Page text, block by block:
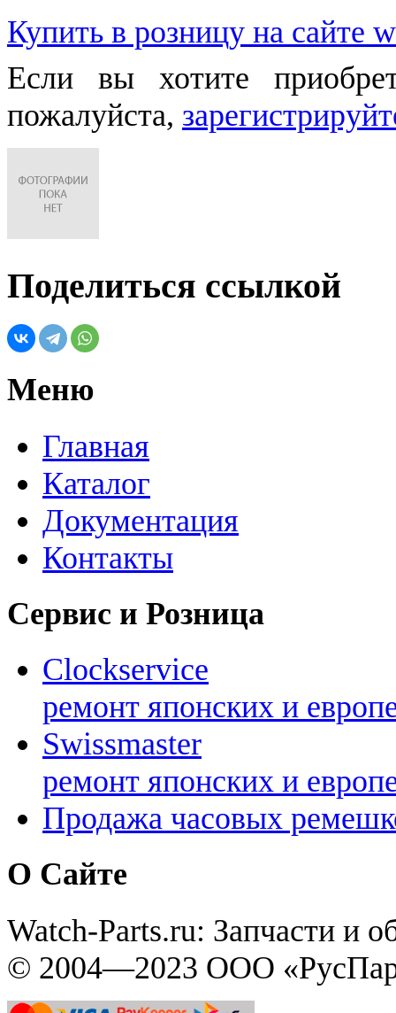
Купить в розницу на сайте
Если вы хотите
пожалуйста,
Поделиться ссылкой
Меню
Главная
Каталог
Документация
Контакты
Сервис и Розница
Clockservice
ремонт японских и
Swissmaster
ремонт японских и
Продажа часовых
О Сайте
Watch-Parts.ru: Запчасти и
© 2004—2023 ООО